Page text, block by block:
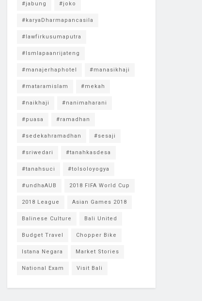
#jabung #joko
#karyaDharmapancasila
#lawfirkusumaputra
#lsmlapaanrijateng
#manajerhaphotel #manasikhaji
#mataramislam #mekah
#naikhaji #nanimaharani
#puasa #ramadhan
#sedekahramadhan #sesaji
#sriwedari #tanahkasdesa
#tanahsuci #tolsoloyogya
#undhaAUB 2018 FIFA World Cup
2018 League Asian Games 2018
Balinese Culture Bali United
Budget Travel Chopper Bike
Istana Negara Market Stories
National Exam Visit Bali